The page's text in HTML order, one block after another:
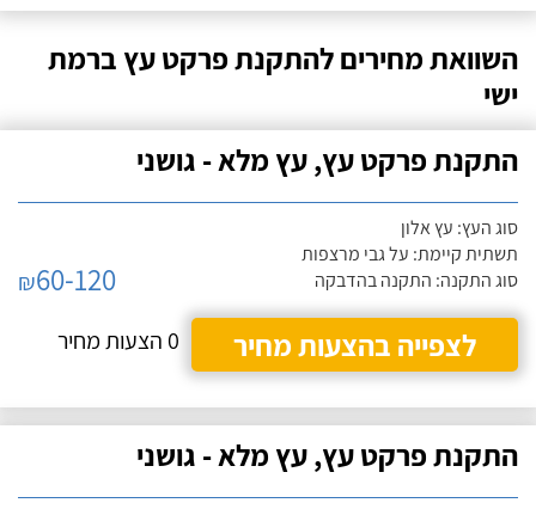
השוואת מחירים להתקנת פרקט עץ ברמת
ישי
התקנת פרקט עץ, עץ מלא - גושני
סוג העץ: עץ אלון
תשתית קיימת: על גבי מרצפות
סוג התקנה: התקנה בהדבקה
₪60-120
לצפייה בהצעות מחיר
0 הצעות מחיר
התקנת פרקט עץ, עץ מלא - גושני